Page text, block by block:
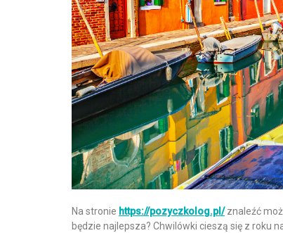
Na stronie https://pozyczkolog.pl/ znaleźć
będzie najlepsza? Chwilówki cieszą się z roku